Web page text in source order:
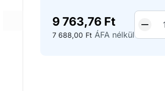
9 763,76 Ft
7 688,00 Ft ÁFA nélkül